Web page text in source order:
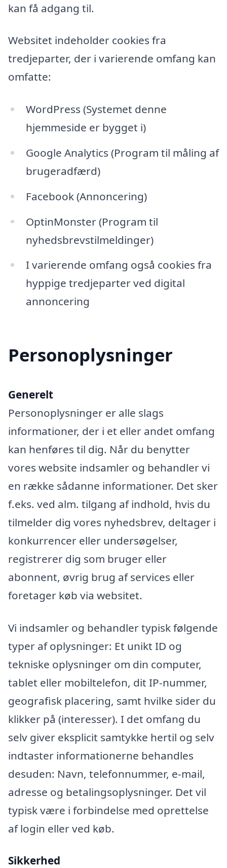
kan få adgang til.
Websitet indeholder cookies fra
tredjeparter, der i varierende omfang kan
omfatte:
WordPress (Systemet denne
hjemmeside er bygget i)
Google Analytics (Program til måling af
brugeradfærd)
Facebook (Annoncering)
OptinMonster (Program til
nyhedsbrevstilmeldinger)
I varierende omfang også cookies fra
hyppige tredjeparter ved digital
annoncering
Personoplysninger
Generelt
Personoplysninger er alle slags
informationer, der i et eller andet omfang
kan henføres til dig. Når du benytter
vores website indsamler og behandler vi
en række sådanne informationer. Det sker
f.eks. ved alm. tilgang af indhold, hvis du
tilmelder dig vores nyhedsbrev, deltager i
konkurrencer eller undersøgelser,
registrerer dig som bruger eller
abonnent, øvrig brug af services eller
foretager køb via websitet.
Vi indsamler og behandler typisk følgende
typer af oplysninger: Et unikt ID og
tekniske oplysninger om din computer,
tablet eller mobiltelefon, dit IP-nummer,
geografisk placering, samt hvilke sider du
klikker på (interesser). I det omfang du
selv giver eksplicit samtykke hertil og selv
indtaster informationerne behandles
desuden: Navn, telefonnummer, e-mail,
adresse og betalingsoplysninger. Det vil
typisk være i forbindelse med oprettelse
af login eller ved køb.
Sikkerhed